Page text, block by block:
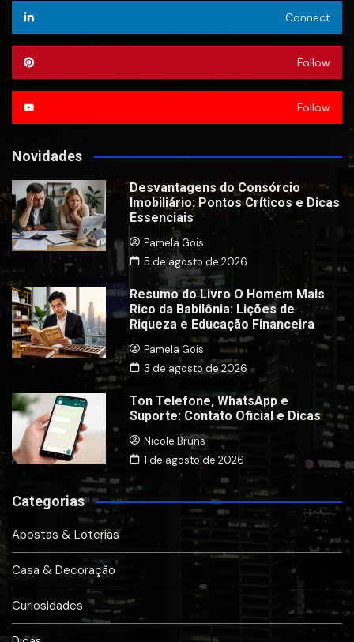
Connect
Follow
Follow
Novidades
Desvantagens do Consórcio
Imobiliário: Pontos Críticos e Dicas
Essenciais
Pamela Gois
5 de agosto de 2026
Resumo do Livro O Homem Mais
Rico da Babilônia: Lições de
Riqueza e Educação Financeira
Pamela Gois
3 de agosto de 2026
Ton Telefone, WhatsApp e
Suporte: Contato Oficial e Dicas
Nicole Bruns
1 de agosto de 2026
Categorias
Apostas & Loterias
Casa & Decoração
Curiosidades